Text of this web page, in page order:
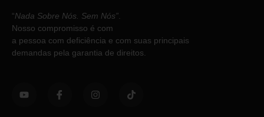
“Nada Sobre Nós. Sem Nós”
Nosso compromisso é com
a pessoa com deficiência e com suas principais
demandas pela garantia de direitos.